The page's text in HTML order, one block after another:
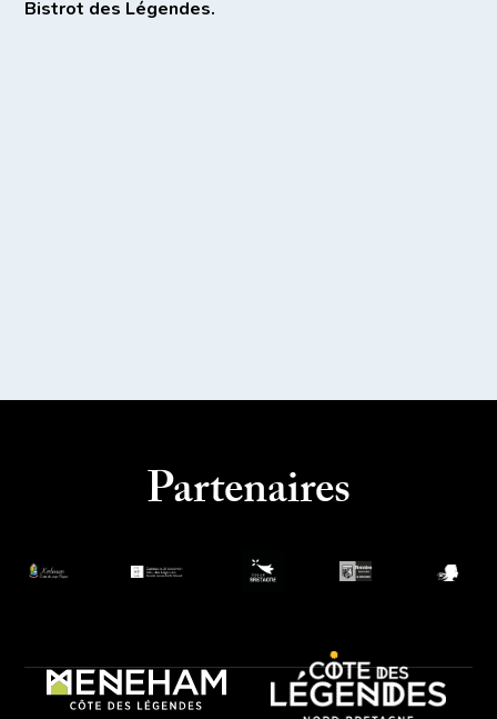
Bistrot des Légendes.
Partenaires